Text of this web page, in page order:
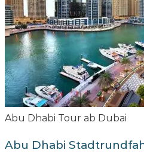
Abu Dhabi Tour ab Dubai
Abu Dhabi